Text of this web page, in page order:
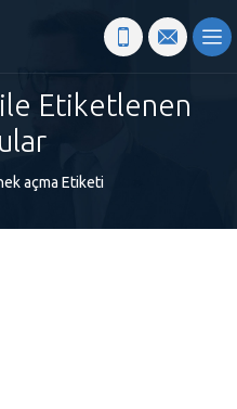
Etiketlenen
açma Etiketi